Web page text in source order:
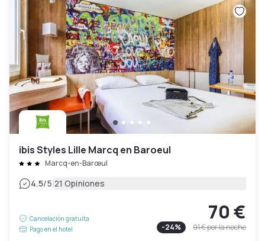
ibis Styles Lille Marcq en Baroeul
Marcq-en-Barœul
4.5/5|21 Opiniones
Cancelación gratuita
Pago en el hotel
70 €
-24% 91 €por la noche